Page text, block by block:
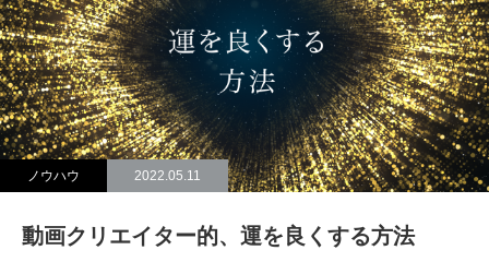
ノウハウ 2022.05.11
動画クリエイター的、運を良くする方法